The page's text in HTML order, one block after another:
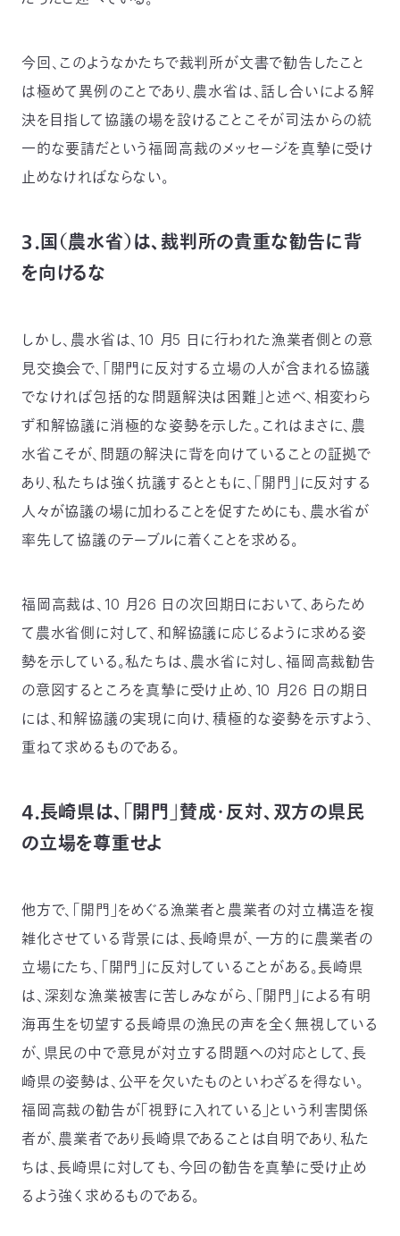
今回、このようなかたちで裁判所が文書で勧告したこと
は極めて異例のことであり、農水省は、話し合いによる解
決を目指して協議の場を設けることこそが司法からの統
一的な要請だという福岡高裁のメッセージを真摯に受け
止めなければならない。
３．国（農水省）は、裁判所の貴重な勧告に背
を向けるな
しかし、農水省は、10 月5 日に行われた漁業者側との意
見交換会で、「開門に反対する立場の人が含まれる協議
でなければ包括的な問題解決は困難」と述べ、相変わら
ず和解協議に消極的な姿勢を示した。これはまさに、農
水省こそが、問題の解決に背を向けていることの証拠で
あり、私たちは強く抗議するとともに、「開門」に反対する
人々が協議の場に加わることを促すためにも、農水省が
率先して協議のテーブルに着くことを求める。
福岡高裁は、10 月26 日の次回期日において、あらため
て農水省側に対して、和解協議に応じるように求める姿
勢を示している。私たちは、農水省に対し、福岡高裁勧告
の意図するところを真摯に受け止め、10 月26 日の期日
には、和解協議の実現に向け、積極的な姿勢を示すよう、
重ねて求めるものである。
４．長崎県は、「開門」賛成・反対、双方の県民
の立場を尊重せよ
他方で、「開門」をめぐる漁業者と農業者の対立構造を複
雑化させている背景には、長崎県が、一方的に農業者の
立場にたち、「開門」に反対していることがある。長崎県
は、深刻な漁業被害に苦しみながら、「開門」による有明
海再生を切望する長崎県の漁民の声を全く無視している
が、県民の中で意見が対立する問題への対応として、長
崎県の姿勢は、公平を欠いたものといわざるを得ない。
福岡高裁の勧告が「視野に入れている」という利害関係
者が、農業者であり長崎県であることは自明であり、私た
ちは、長崎県に対しても、今回の勧告を真摯に受け止め
るよう強く求めるものである。